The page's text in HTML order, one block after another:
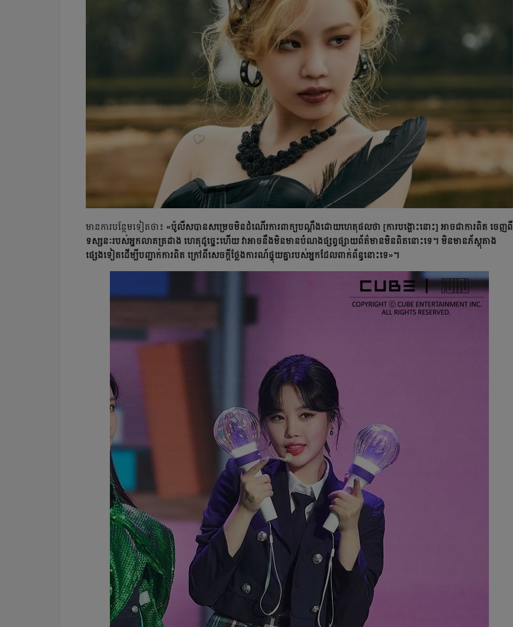
មាន​ការបន្ថែមទៀតថា៖ «ប៉ូលីសបានសម្រេចមិនដំណើរការពាក្យបណ្ដឹងដោយហេតុផលថា [ការបង្ហោះនោះ] អាចជាការពិត ចេញពី
ទស្សនៈរបស់អ្នកលាតត្រដាង ហេតុដូច្នេះហើយ វាអាចនឹងមិនមានបំណងផ្សព្វផ្សាយព័ត៌មានមិនពិតនោះទេ។ មិនមានភ័ស្តុតាង
ផ្សេងទៀតដើម្បីបញ្ជាក់ការពិត ក្រៅពីសេចក្តីថ្លែងការណ៍ផ្ទុយគ្នារបស់អ្នកដែលពាក់ព័ន្ធនោះទេ»។